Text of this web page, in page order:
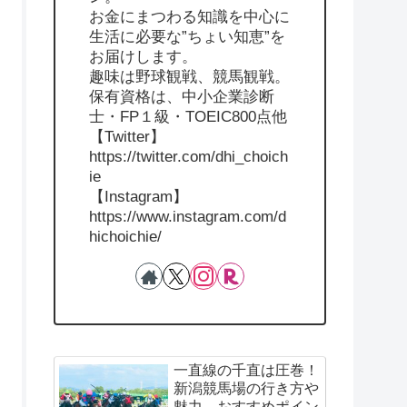
お金にまつわる知識を中心に
生活に必要な”ちょい知恵”を
お届けします。
趣味は野球観戦、競馬観戦。
保有資格は、中小企業診断
士・FP１級・TOEIC800点他
【Twitter】
https://twitter.com/dhi_choich
ie
【Instagram】
https://www.instagram.com/d
hichoichie/
一直線の千直は圧巻！
新潟競馬場の行き方や